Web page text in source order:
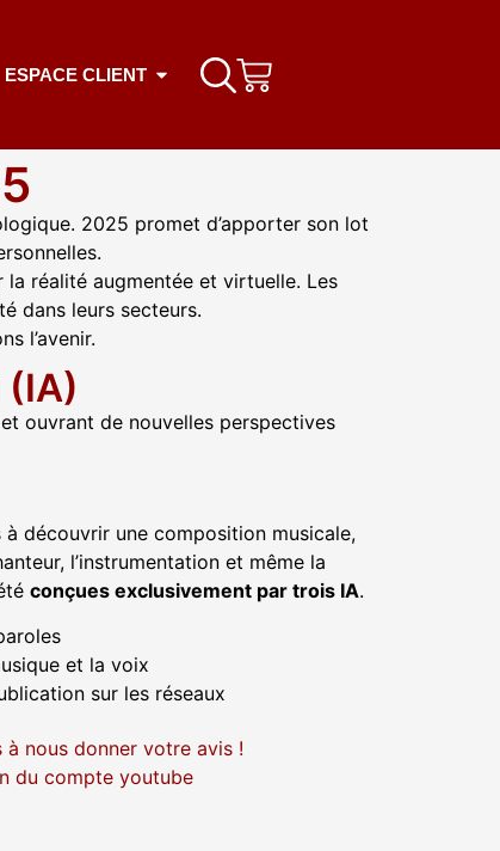
ESPACE CLIENT
2025 promet d’apporter son lot
la réalité augmentée et virtuelle. Les
dans leurs secteurs.
l’avenir.
ouvrant de nouvelles perspectives
à découvrir une composition musicale,
l’instrumentation et même la
conçues exclusivement par trois IA.
et la voix
sur les réseaux
à nous donner votre avis !
du compte youtube